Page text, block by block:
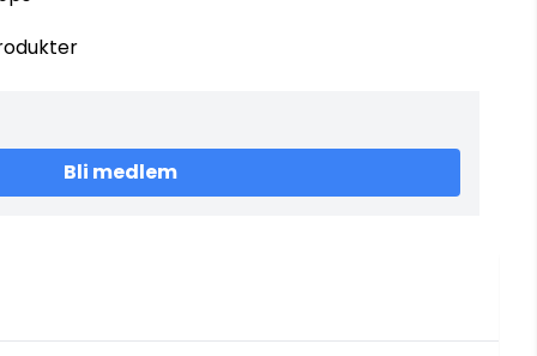
Bli medlem